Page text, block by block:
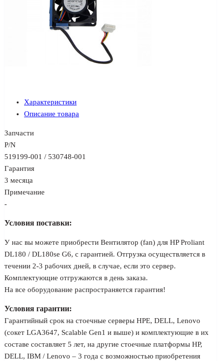
Характеристики
Описание товара
Запчасти
P/N
519199-001 / 530748-001
Гарантия
3 месяца
Примечание
-
Условия поставки:
У нас вы можете приобрести Вентилятор (fan) для HP Proliant
DL180 / DL180se G6, с гарантией. Отгрузка осуществляется в
течении 2-3 рабочих дней, в случае, если это сервер.
Комплектующие отгружаются в день заказа.
На все оборудование распространяется гарантия!
Условия гарантии:
Гарантийный срок на стоечные серверы HPE, DELL, Lenovo
(сокет LGA3647, Scalable Gen1 и выше) и комплектующие в их
составе составляет 5 лет, на другие стоечные платформы HP,
DELL, IBM / Lenovo – 3 года с возможностью приобретения